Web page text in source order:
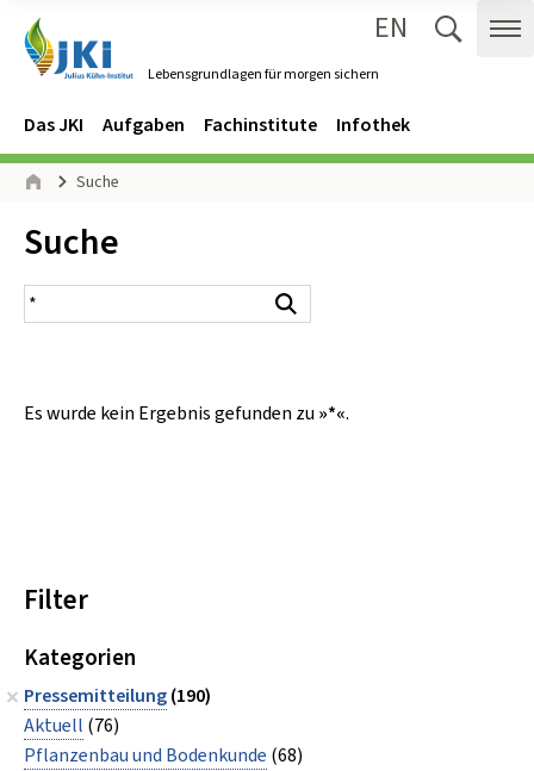
Lebensgrundlagen für morgen sichern
EN
Navigation
Hauptmenü
Das JKI Aufgaben Fachinstitute Infothek
Seitenpfad
Suche
Inhalt:
Suche
Suchergebnis
Es wurde kein Ergebnis gefunden zu »*«.
Filter
Kategorien
Pressemitteilung(190)
Aktuell (76)
Pflanzenbau und Bodenkunde (68)